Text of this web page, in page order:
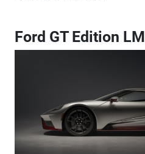
Ford GT Edition LM